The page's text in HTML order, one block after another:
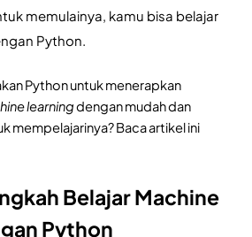
Python.
Python untuk menerapkan
learning dengan mudah dan
mempelajarinya? Baca artikel ini
Belajar Machine
Python